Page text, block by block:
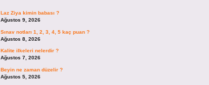
Laz Ziya kimin babası ?
Ağustos 9, 2026
Sınav notları 1, 2, 3, 4, 5 kaç puan ?
Ağustos 8, 2026
Kalite ilkeleri nelerdir ?
Ağustos 7, 2026
Beyin ne zaman düzelir ?
Ağustos 5, 2026